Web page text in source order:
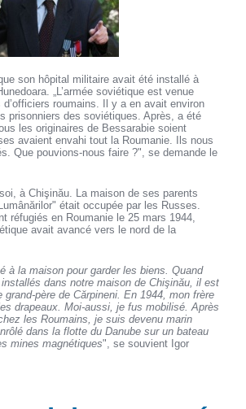
son hôpital militaire avait été installé à
„L’armée soviétique est venue
roumains. Il y a en avait environ
prisonniers des soviétiques. Après, a été
les originaires de Bessarabie soient
avaient envahi tout la Roumanie. Ils nous
Que pouvions-nous faire ?", se demande le
à Chişinău. La maison de ses parents
était occupée par les Russes.
réfugiés en Roumanie le 25 mars 1944,
avait avancé vers le nord de la
à la maison pour garder les biens. Quand
dans notre maison de Chişinău, il est
père de Cărpineni. En 1944, mon frère
drapeaux. Moi-aussi, je fus mobilisé. Après
les Roumains, je suis devenu marin
dans la flotte du Danube sur un bateau
mines magnétiques", se souvient Igor